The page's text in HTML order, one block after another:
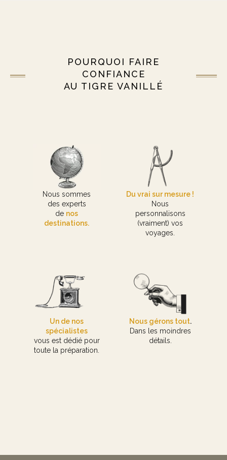
POURQUOI FAIRE
CONFIANCE
AU TIGRE VANILLÉ
Nous sommes
des experts
de nos
destinations.
Du vrai sur mesure !
Nous
personnalisons
(vraiment) vos
voyages.
Un de nos
spécialistes
vous est dédié pour
toute la préparation.
Nous gérons tout.
Dans les moindres
détails.